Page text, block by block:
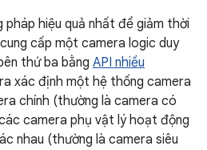
hiệu quả nhất để giảm thời
cấp một camera logic duy
thứ ba bằng API nhiều
xác định một hệ thống camera
chính (thường là camera có
camera phụ vật lý hoạt động
nhau (thường là camera siêu